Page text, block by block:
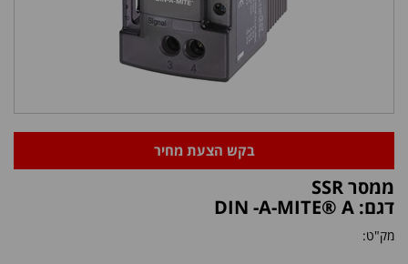
בקש הצעת מחיר
ממסר SSR
דגם: DIN -A-MITE® A
מק"ט: